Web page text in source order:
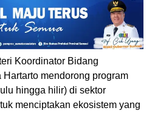
Koordinator Bidang
mendorong program
hingga hilir) di sektor
menciptakan ekosistem yang